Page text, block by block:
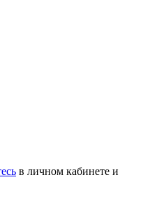
в личном кабинете и